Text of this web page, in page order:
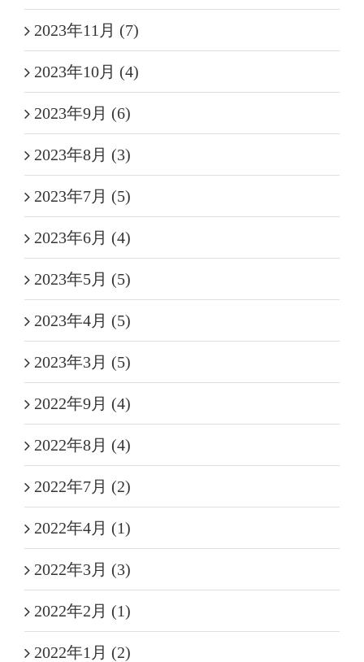
2023年11月 (7)
2023年10月 (4)
2023年9月 (6)
2023年8月 (3)
2023年7月 (5)
2023年6月 (4)
2023年5月 (5)
2023年4月 (5)
2023年3月 (5)
2022年9月 (4)
2022年8月 (4)
2022年7月 (2)
2022年4月 (1)
2022年3月 (3)
2022年2月 (1)
2022年1月 (2)